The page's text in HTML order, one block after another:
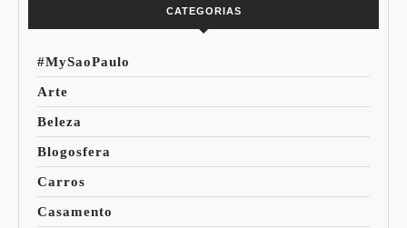
CATEGORIAS
#MySaoPaulo
Arte
Beleza
Blogosfera
Carros
Casamento